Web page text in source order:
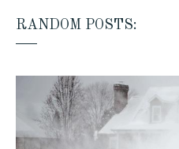
RANDOM POSTS: